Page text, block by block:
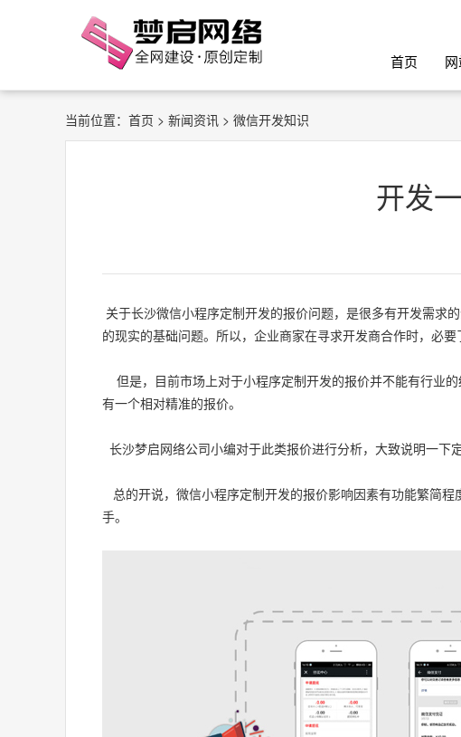
首页
当前位置： 首页 > 新闻资讯 > 微信开发知识
开发
关于长沙微信小程序定制开发的报价问题，是很多有开发需求
的现实的基础问题。所以，企业商家在寻求开发商合作时，必要
但是，目前市场上对于小程序定制开发的报价并不能有行业
有一个相对精准的报价。
长沙梦启网络公司小编对于此类报价进行分析，大致说明一下
总的开说，微信小程序定制开发的报价影响因素有功能繁简
手。